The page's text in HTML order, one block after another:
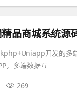
品商城系统源
开发的多
，多端数据互
269